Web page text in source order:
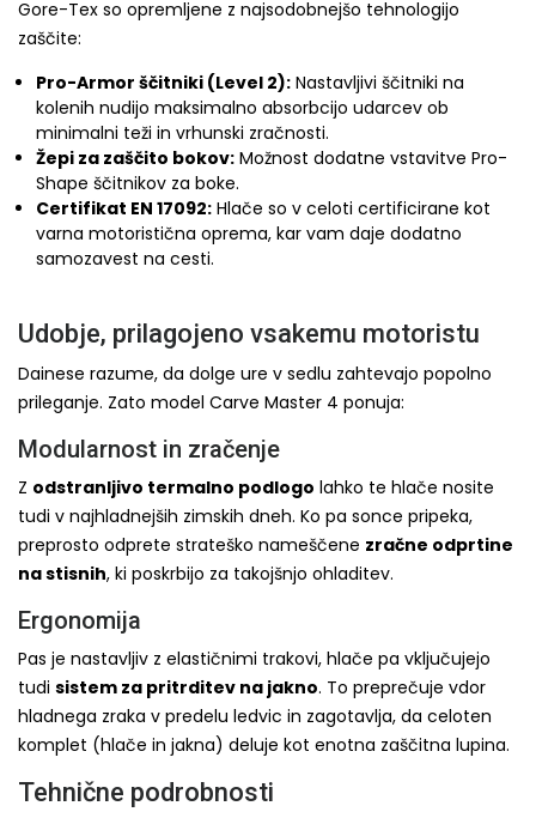
Gore-Tex so opremljene z najsodobnejšo tehnologijo
zaščite:
Pro-Armor ščitniki (Level 2): Nastavljivi ščitniki na
kolenih nudijo maksimalno absorbcijo udarcev ob
minimalni teži in vrhunski zračnosti.
Žepi za zaščito bokov: Možnost dodatne vstavitve Pro-
Shape ščitnikov za boke.
Certifikat EN 17092: Hlače so v celoti certificirane kot
varna motoristična oprema, kar vam daje dodatno
samozavest na cesti.
Udobje, prilagojeno vsakemu motoristu
Dainese razume, da dolge ure v sedlu zahtevajo popolno
prileganje. Zato model Carve Master 4 ponuja:
Modularnost in zračenje
Z odstranljivo termalno podlogo lahko te hlače nosite
tudi v najhladnejših zimskih dneh. Ko pa sonce pripeka,
preprosto odprete strateško nameščene zračne odprtine
na stisnih, ki poskrbijo za takojšnjo ohladitev.
Ergonomija
Pas je nastavljiv z elastičnimi trakovi, hlače pa vključujejo
tudi sistem za pritrditev na jakno. To preprečuje vdor
hladnega zraka v predelu ledvic in zagotavlja, da celoten
komplet (hlače in jakna) deluje kot enotna zaščitna lupina.
Tehnične podrobnosti